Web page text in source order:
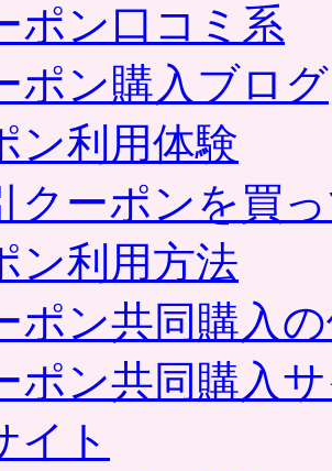
ポン口コミ系
ポン購入ブログ
ン利用体験
クーポンを買
ン利用方法
ポン共同購入
ポン共同購入
イト